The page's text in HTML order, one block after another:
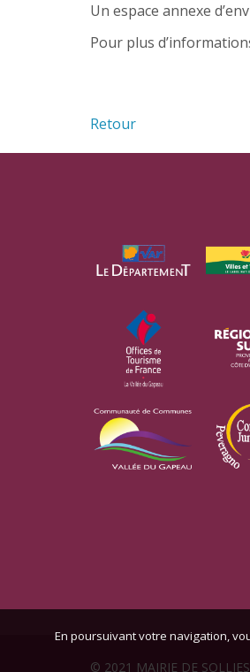
Un espace annexe
Pour plus
Retour
© 2021 MAIRIE DE
En poursuivant votre navigation,